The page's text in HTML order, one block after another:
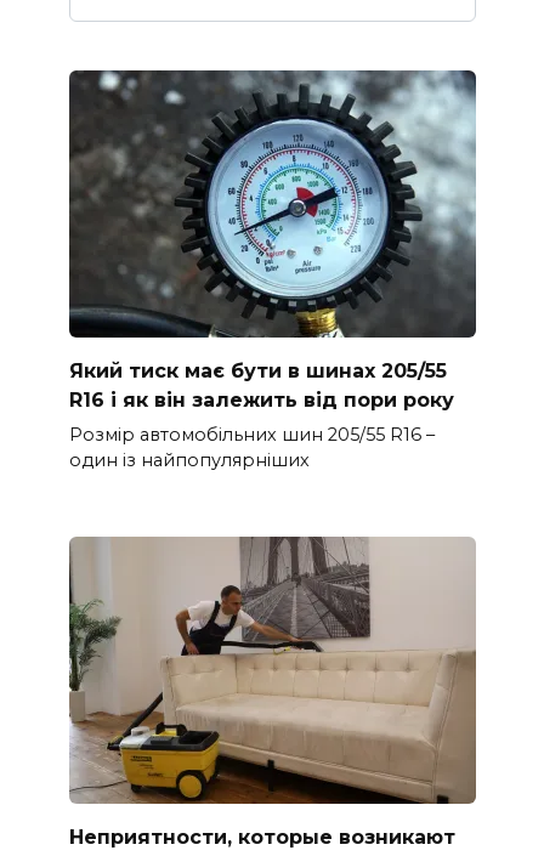
Який тиск має бути в шинах 205/55
R16 і як він залежить від пори року
Розмір автомобільних шин 205/55 R16 –
один із найпопулярніших
Неприятности, которые возникают